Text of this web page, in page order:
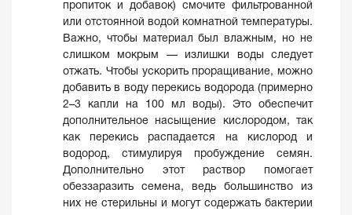
пропиток и добавок) смочите фильтрованной
или отстоянной водой комнатной температуры.
Важно, чтобы материал был влажным, но не
слишком мокрым — излишки воды следует
отжать. Чтобы ускорить проращивание, можно
добавить в воду перекись водорода (примерно
2–3 капли на 100 мл воды). Это обеспечит
дополнительное насыщение кислородом, так
как перекись распадается на кислород и
водород, стимулируя пробуждение семян.
Дополнительно этот раствор помогает
обеззаразить семена, ведь большинство из
них не стерильны и могут содержать бактерии